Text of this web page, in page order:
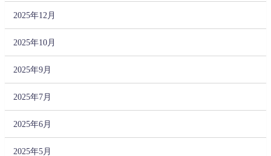
2025年12月
2025年10月
2025年9月
2025年7月
2025年6月
2025年5月